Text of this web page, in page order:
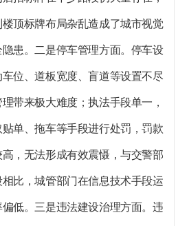
顶标牌布局杂乱造成了城市视觉
患。 二是停车管理方面。 停车设
位、道板宽度、盲道等设置不尽
带来极大难度；执法手段单一，
单、拖车等手段进行处罚，罚款
，无法形成有效震慑，与交警部
比，城管部门在信息技术手段运
低。 三是违法建设治理方面。违